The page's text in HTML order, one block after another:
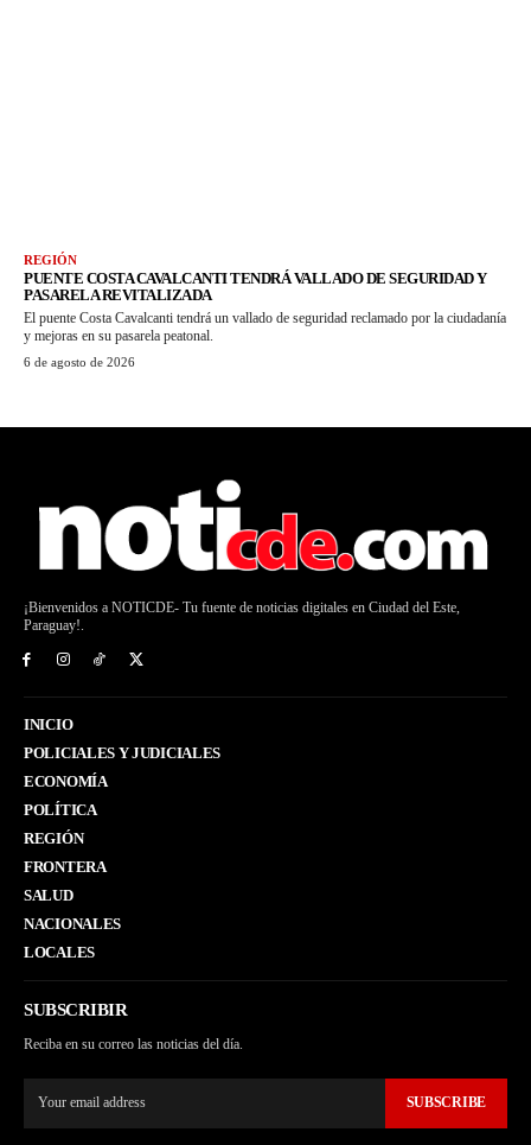
REGIÓN
PUENTE COSTA CAVALCANTI TENDRÁ VALLADO DE SEGURIDAD Y
PASARELA REVITALIZADA
El puente Costa Cavalcanti tendrá un vallado de seguridad reclamado por la ciudadanía
y mejoras en su pasarela peatonal.
6 de agosto de 2026
¡Bienvenidos a NOTICDE- Tu fuente de noticias digitales en Ciudad del Este,
Paraguay!.
INICIO
POLICIALES Y JUDICIALES
ECONOMÍA
POLÍTICA
REGIÓN
FRONTERA
SALUD
NACIONALES
LOCALES
SUBSCRIBIR
Reciba en su correo las noticias del día.
SUBSCRIBE